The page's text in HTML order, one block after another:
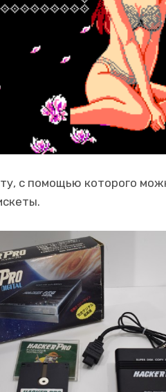
с помощью которого